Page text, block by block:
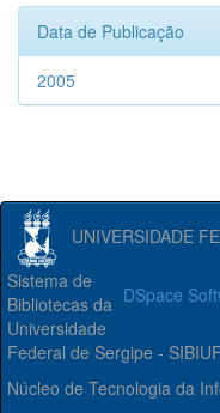
Data de Publicação
2005
UNIVERSIDADE
DSpace
Sistema de
Bibliotecas da
Universidade
Federal de Sergipe -
Núcleo de Tecnologia da